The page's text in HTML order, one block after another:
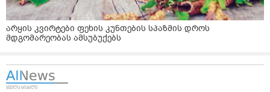
არყის კვირტები ფეხის კუნთების სპაზმის დროს
მდგომარეობას ამსუბუქებს